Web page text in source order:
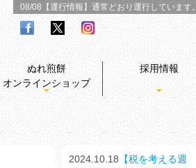
08/08【運行情報】 通常どおり運行しています。
ぬれ煎餅
オンラインショップ
採用情報
2024.10.18 【税を考える週